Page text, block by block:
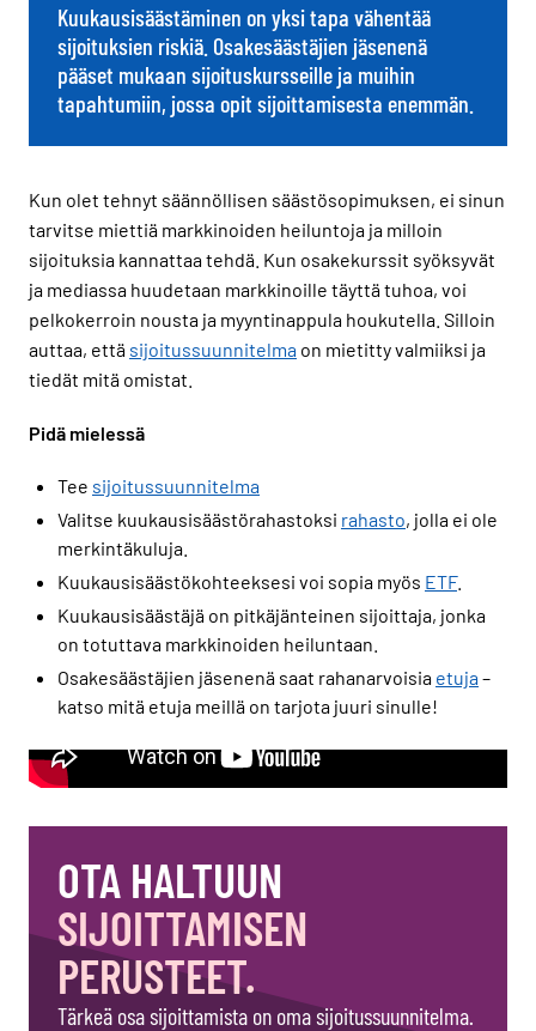
Kuukausisäästäminen on yksi tapa vähentää
sijoituksien riskiä. Osakesäästäjien jäsenenä
pääset mukaan sijoituskursseille ja muihin
tapahtumiin, jossa opit sijoittamisesta enemmän.
Kun olet tehnyt säännöllisen säästösopimuksen, ei sinun
tarvitse miettiä markkinoiden heiluntoja ja milloin
sijoituksia kannattaa tehdä. Kun osakekurssit syöksyvät
ja mediassa huudetaan markkinoille täyttä tuhoa, voi
pelkokerroin nousta ja myyntinappula houkutella. Silloin
auttaa, että sijoitussuunnitelma on mietitty valmiiksi ja
tiedät mitä omistat.
Pidä mielessä
Tee sijoitussuunnitelma
Valitse kuukausisäästörahastoksi rahasto, jolla ei ole
merkintäkuluja.
Kuukausisäästökohteeksesi voi sopia myös ETF.
Kuukausisäästäjä on pitkäjänteinen sijoittaja, jonka
on totuttava markkinoiden heiluntaan.
Osakesäästäjien jäsenenä saat rahanarvoisia etuja–
katso mitä etuja meillä on tarjota juuri sinulle!
OTA HALTUUN
SIJOITTAMISEN
PERUSTEET.
Tärkeä osa sijoittamista on oma sijoitussuunnitelma.